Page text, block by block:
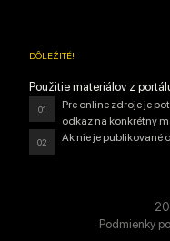
DÔLEŽITÉ!
Použitie materiálov z
01
Pre online zdroje je
odkaz na konkrétny
02 Ak nie je publikované
Podmienky